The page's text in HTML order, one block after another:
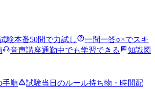
験本番50問で力試し 一問一答○×でスキ
音声講座通勤中でも学習できる
知識図
手順 試験当日のルール持ち物・時間配